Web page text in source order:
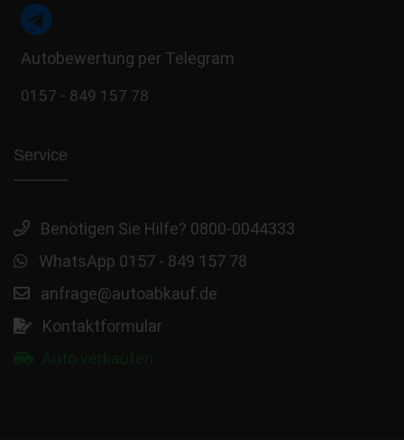
Autobewertung per Telegram
0157 - 849 157 78
Service
Benötigen Sie Hilfe? 0800-0044333
WhatsApp 0157 - 849 157 78
anfrage@autoabkauf.de
Kontaktformular